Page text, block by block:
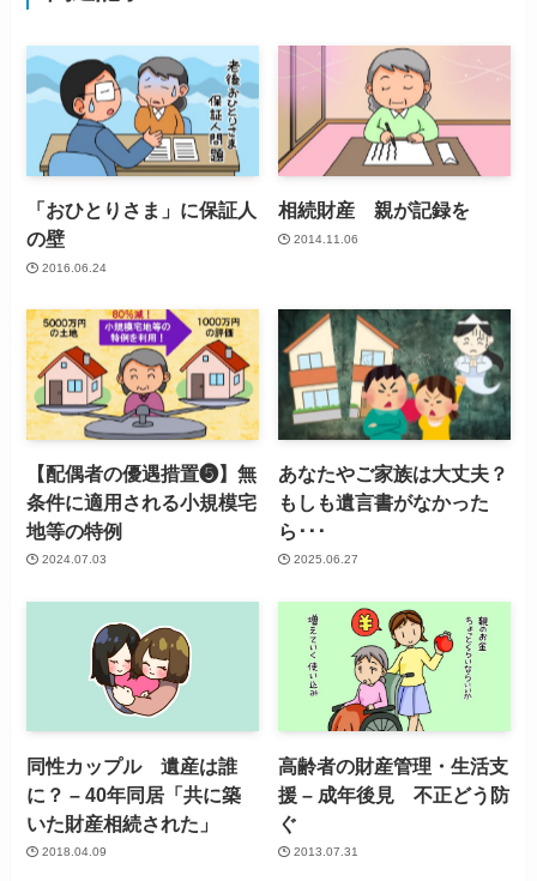
「おひとりさま」に保証人
の壁
2016.06.24
相続財産 親が記録を
2014.11.06
【配偶者の優遇措置❺】無
条件に適用される小規模宅
地等の特例
2024.07.03
あなたやご家族は大丈夫？
もしも遺言書がなかった
ら･･･
2025.06.27
同性カップル 遺産は誰
に？ – 40年同居「共に築
いた財産相続された」
2018.04.09
高齢者の財産管理・生活支
援 – 成年後見 不正どう防
ぐ
2013.07.31